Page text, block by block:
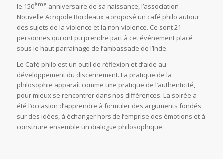
le 150ème anniversaire de sa naissance, l’association
Nouvelle Acropole Bordeaux a proposé un café philo autour
des sujets de la violence et la non-violence. Ce sont 21
personnes qui ont pu prendre part à cet événement placé
sous le haut parrainage de l’ambassade de l’Inde.
Le Café philo est un outil de réflexion et d’aide au
développement du discernement. La pratique de la
philosophie apparaît comme une pratique de l’authenticité,
pour mieux se rencontrer dans nos différences. La soirée a
été l’occasion d’apprendre à formuler des arguments fondés
sur des idées, à échanger hors de l’emprise des émotions et à
construire ensemble un dialogue philosophique.